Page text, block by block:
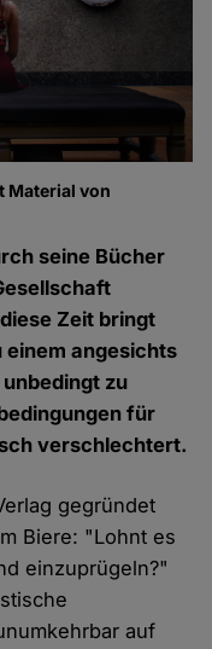
Material von
seine Bücher
Zeit bringt
einem angesichts
zu
für
verschlechtert.
gegründet
Biere: "Lohnt es
einzuprügeln?"
auf